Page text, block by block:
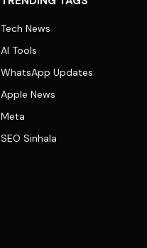
Tech News
AI Tools
WhatsApp Updates
Apple News
Meta
SEO Sinhala